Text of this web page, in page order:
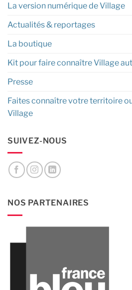
La version numérique de Village
Actualités & reportages
La boutique
Kit pour faire connaître Village
Presse
Faites connaître votre territoire
Village
SUIVEZ-NOUS
NOS PARTENAIRES